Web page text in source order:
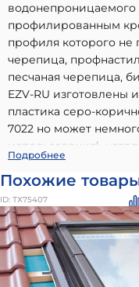
водонепроницаемого
профилированным
профиля которого
черепица,
песчаная черепица,
EZV-RU изготовлены
пластика серо-
7022 но может
использования),
различными цветами
Преимущества
Универсальность.
протечек.
Стойкость к
температурный
посадки окна для
Оклад EZV-RU (проф.
использования в
Наши материалы
монтажа
долговечностью,
современным
высокое качество от
Подробнее
Похожие
ID: ТХ75407